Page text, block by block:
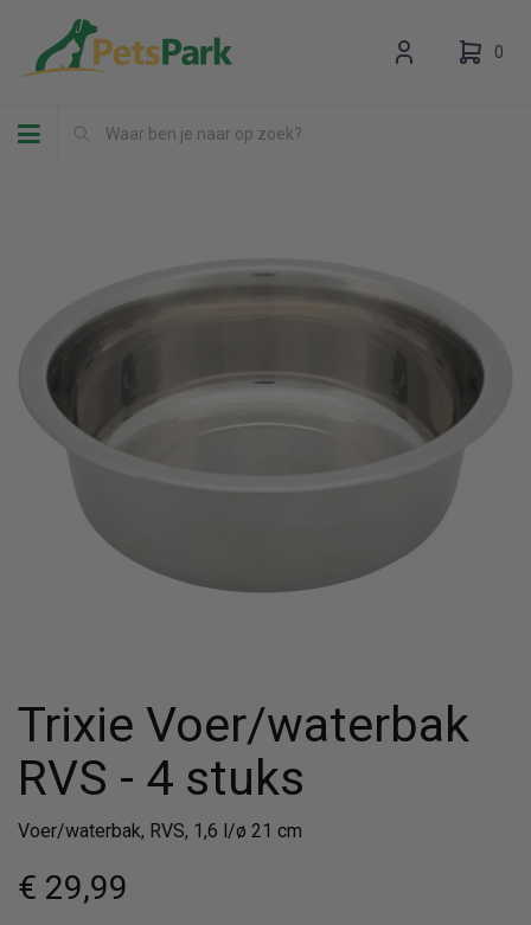
Toggle navigation
0
Uw winkelwagen is leeg.
Trixie Voer/waterbak
RVS - 4 stuks
Voer/waterbak, RVS, 1,6 l/ø 21 cm
€ 29,99